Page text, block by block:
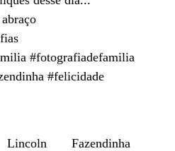
#fotografiadefamilia
#felicidade
Lincoln
Fazendinha